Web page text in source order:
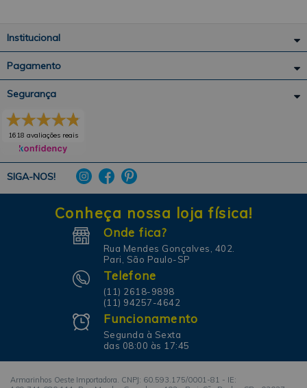
Institucional
Pagamento
SIGA-NOS!
Segurança
1618 avaliações reais
Conheça nossa loja física!
Onde fica?
Rua Mendes Gonçalves, 402.
Pari, São Paulo-SP
Telefone
(11) 2618-9898
(11) 94257-4642
Funcionamento
Segunda à Sexta
das 08:00 às 17:45
Armarinhos Oeste Importadora. CNPJ: 60.593.175/0001-81 - IE: